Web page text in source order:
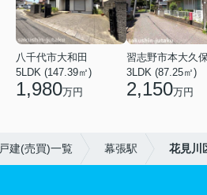
八千代市大和田
5LDK (147.39㎡)
1,980万円
3LDK (87.25㎡)
2,150万円
建(売買)一覧 幕張駅 花見